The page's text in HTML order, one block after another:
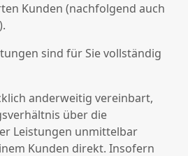
Kunden (nachfolgend auch
sind für Sie vollständig
anderweitig vereinbart,
über die
Leistungen unmittelbar
Kunden direkt. Insofern